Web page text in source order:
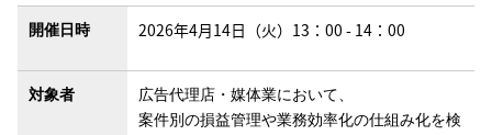
開催日時 2026年4月14日（火）13：00 - 14：00
対象者
広告代理店・媒体業において、
案件別の損益管理や業務効率化の仕組み化を検